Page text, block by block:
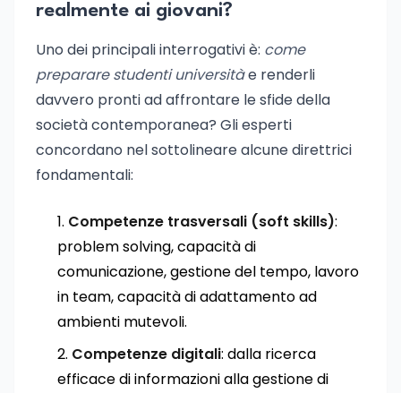
realmente ai giovani?
Uno dei principali interrogativi è: come
preparare studenti universitàe renderli
davvero pronti ad affrontare le sfide della
società contemporanea? Gli esperti
concordano nel sottolineare alcune direttrici
fondamentali:
Competenze trasversali (soft skills):
problem solving, capacità di
comunicazione, gestione del tempo, lavoro
in team, capacità di adattamento ad
ambienti mutevoli.
Competenze digitali: dalla ricerca
efficace di informazioni alla gestione di